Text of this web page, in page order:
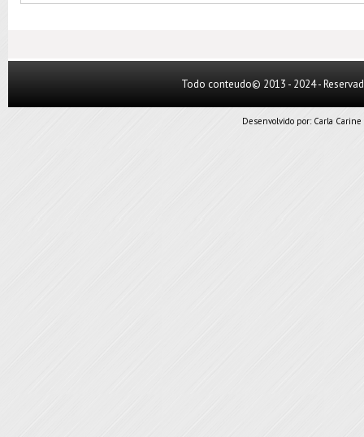
Todo conteudo© 2013 - 2024 -
Desenvolvido por: Carla Carine